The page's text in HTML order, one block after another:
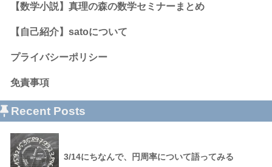
【数学小説】真理の森の数学セミナーまとめ
【自己紹介】satoについて
プライバシーポリシー
免責事項
Recent Posts
3/14にちなんで、円周率について語ってみる